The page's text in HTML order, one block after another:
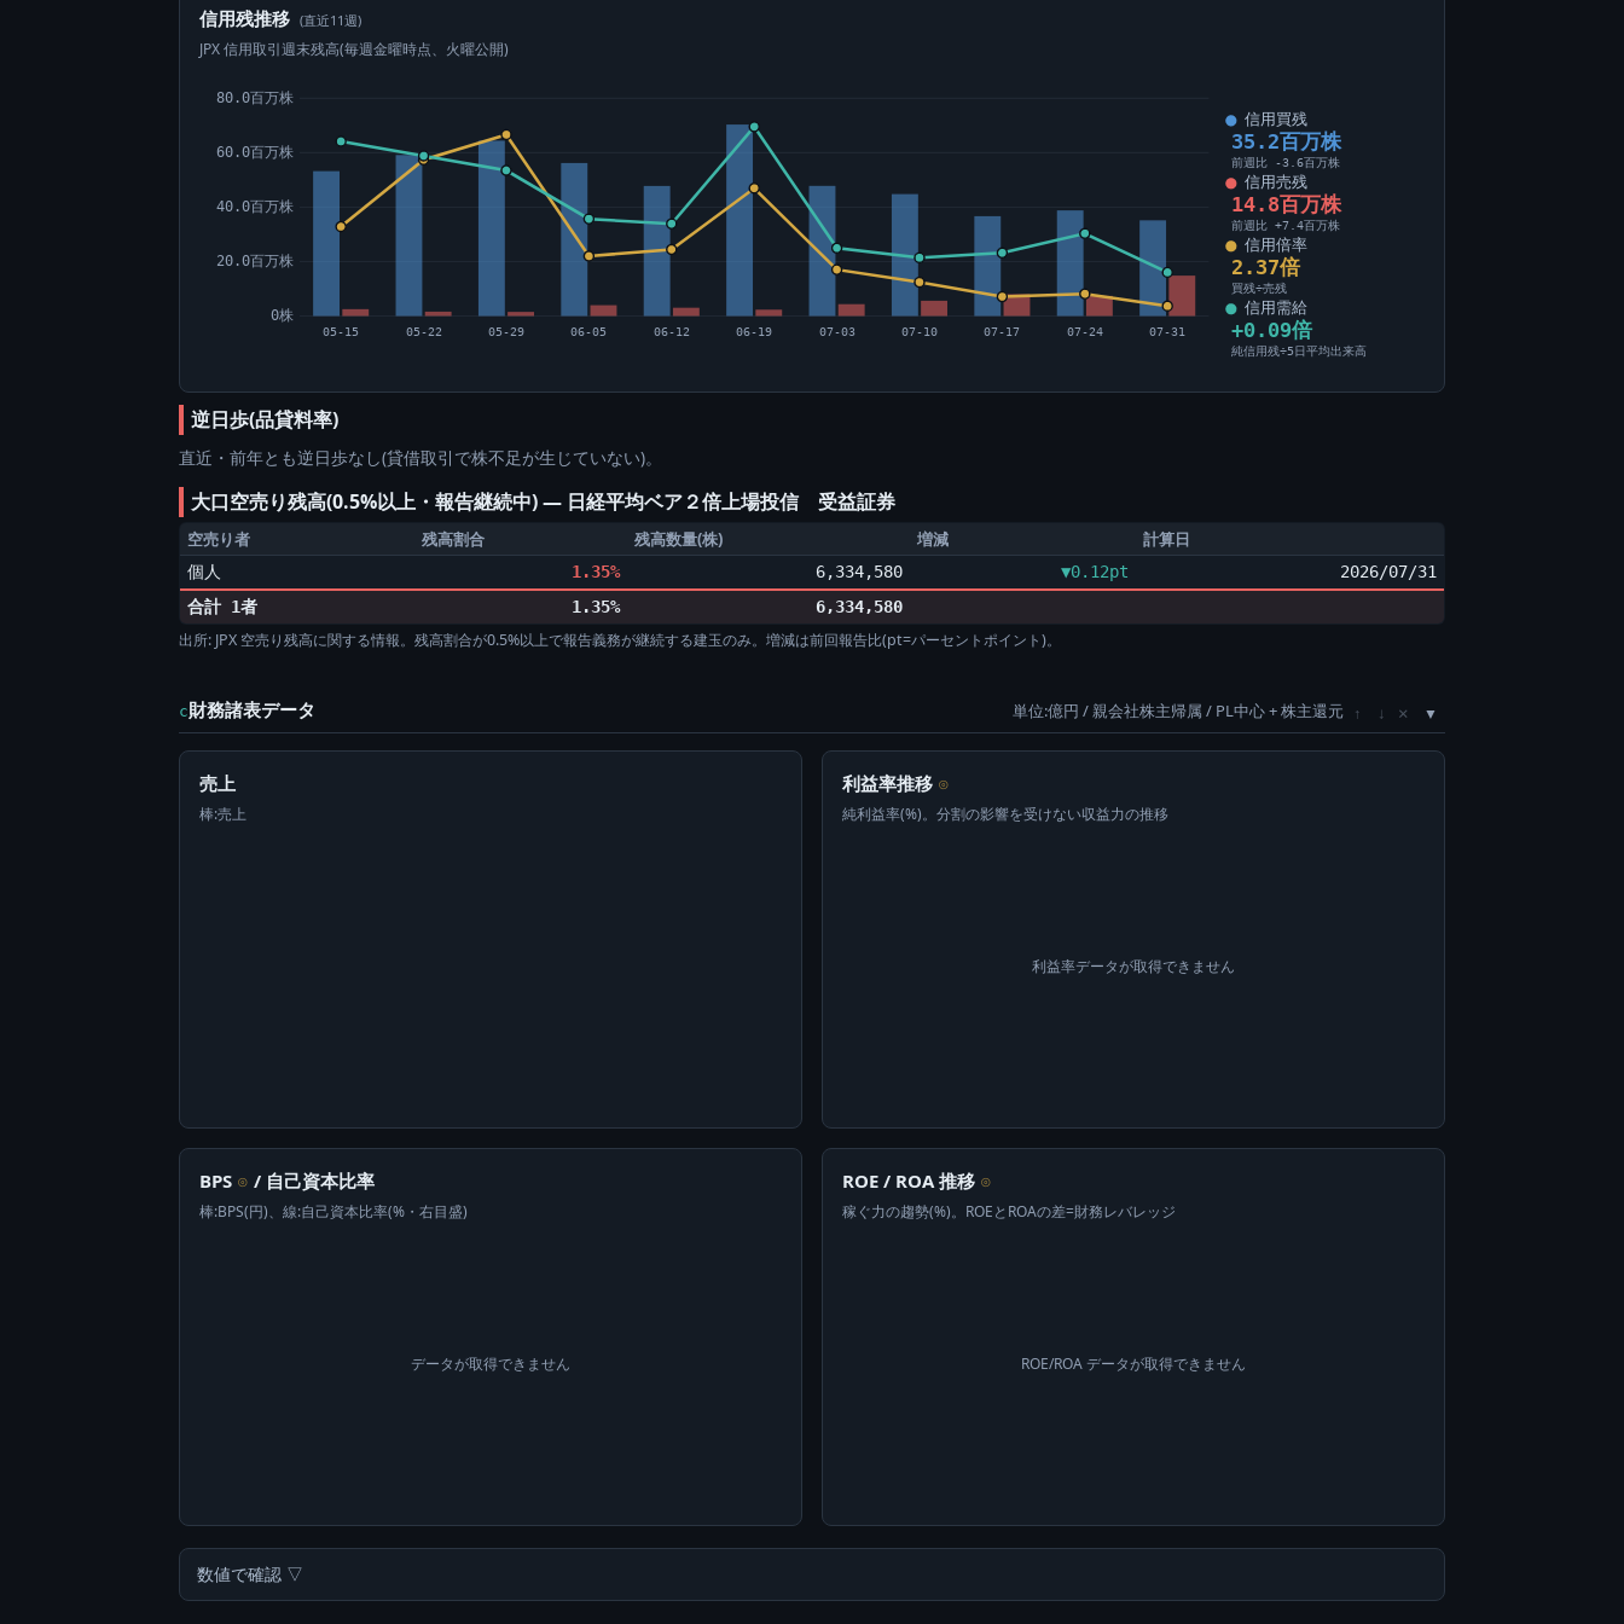
信用残推移 (直近11週)
JPX 信用取引週末残高(毎週金曜時点、火曜公開)
0株
20.0百万株
40.0百万株
60.0百万株
80.0百万株
05-15 05-22 05-29 06-05 06-12 06-19 07-03 07-10 07-17 07-24 07-31
信用買残
35.2百万株
前週比 -3.6百万株
信用売残
14.8百万株
前週比 +7.4百万株
信用倍率
2.37倍
買残÷売残
信用需給
+0.09倍
純信用残÷5日平均出来高
逆日歩(品貸料率)
直近・前年とも逆日歩なし(貸借取引で株不足が生じていない)。
大口空売り残高(0.5%以上・報告継続中) ― 日経平均ベア２倍上場投信 受益証券
空売り者 残高割合 残高数量(株) 増減 計算日
個人 1.35% 6,334,580 ▼0.12pt
2026/07/31
合計 1者
1.35% 6,334,580
出所: JPX 空売り残高に関する情報。残高割合が0.5%以上で報告義務が継続する建玉のみ。増減は前回報告比(pt=パーセントポイント)。
c財務諸表データ 単位:億円 / 親会社株主帰属 / PL中心 + 株主還元 ↑ ↓ ×
売上
棒:売上
利益率推移 ⊙
純利益率(%)。分割の影響を受けない収益力の推移
利益率データが取得できません
BPS ⊙ / 自己資本比率
棒:BPS(円)、線:自己資本比率(%・右目盛)
データが取得できません
ROE / ROA 推移 ⊙
稼ぐ力の趨勢(%)。ROEとROAの差=財務レバレッジ
ROE/ROA データが取得できません
数値で確認 ▽